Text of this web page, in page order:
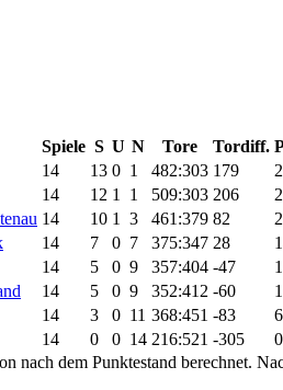
Spiele S U N Tore Tordiff.
14 13 0 1 482:303 179
14 12 1 1 509:303 206
14 10 1 3 461:379 82
14 7 0 7 375:347 28
14 5 0 9 357:404 -47
14 5 0 9 352:412 -60
14 3 0 11 368:451 -83
14 0 0 14 216:521 -305
nach dem Punktestand berechnet.